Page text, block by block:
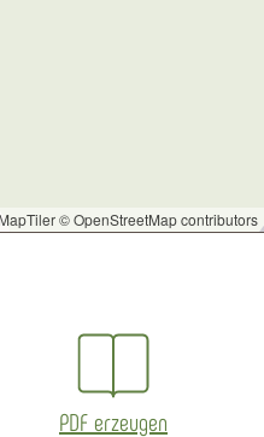
© OpenStreetMap contributors
PDF erzeugen